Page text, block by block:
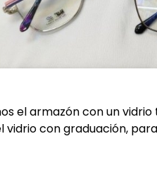
el armazón con un
vidrio con graduación,